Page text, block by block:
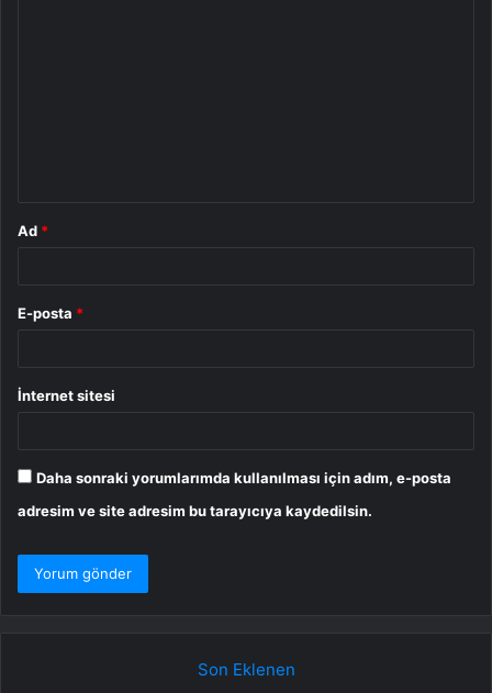
Ad *
E-posta *
İnternet sitesi
Daha sonraki yorumlarımda kullanılması için adım, e-posta
adresim ve site adresim bu tarayıcıya kaydedilsin.
Son Eklenen